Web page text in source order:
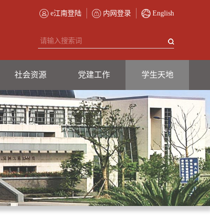
e江南登陆 内网登录 English
社会资源 党建工作 学生天地